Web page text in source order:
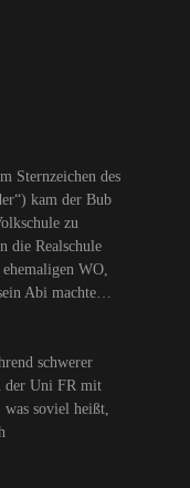
Sternzeichen des
kam der Bub
zu
die Realschule
WO,
Abi machte…
schwerer
der Uni FR mit
soviel heißt,